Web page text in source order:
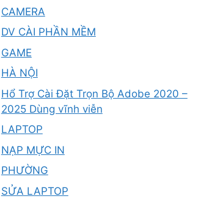
CAMERA
DV CÀI PHẦN MỀM
GAME
HÀ NỘI
Hổ Trợ Cài Đặt Trọn Bộ Adobe 2020 –
2025 Dùng vĩnh viễn
LAPTOP
NẠP MỰC IN
PHƯỜNG
SỬA LAPTOP